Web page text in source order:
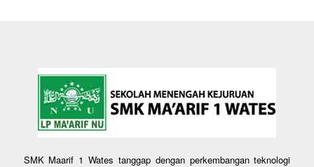
SMK Maarif 1 Wates tanggap dengan perkembangan teknologi